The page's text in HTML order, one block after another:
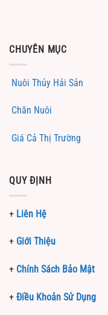
CHUYÊN MỤC
Nuôi Thủy Hải Sản
Chăn Nuôi
Giá Cả Thị Trường
QUY ĐỊNH
+ Liên Hệ
+ Giới Thiệu
+ Chính Sách Bảo Mật
+ Điều Khoản Sử Dụng